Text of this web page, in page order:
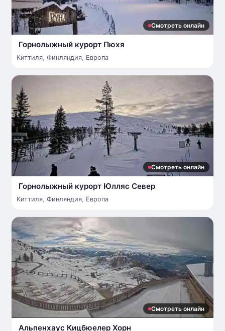
Смотреть онлайн
Горнолыжный курорт Пюхя
Киттиля, Финляндия, Европа
Смотреть онлайн
Горнолыжный курорт Юлляс Север
Киттиля, Финляндия, Европа
Смотреть онлайн
Альпенхаус Кицбюелер Хорн